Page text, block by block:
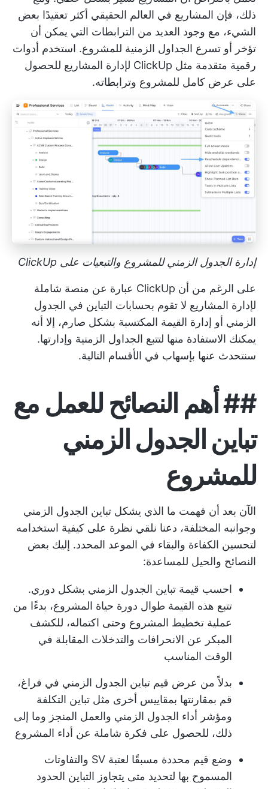
ذلك، فإن المشاريع في العالم الحقيقي أكثر تعقيدًا بعض
الشيء، مع وجود العديد من الترابطات التي يمكن أن
تؤخر أو تسرع الجداول الزمنية للمشروع. استخدم أدوات
رقمية متقدمة مثل ClickUp لإدارة المشاريع
للحصول
على عرض كامل للمشروع وترابطاته.
إدارة الجدول الزمني للمشروع والتبعيات على ClickUp
على الرغم من أن ClickUp عبارة عن منصة شاملة
لإدارة المشاريع لا تقوم بحسابات التباين في الجدول
الزمني أو إدارة القيمة المكتسبة بشكل صارم، إلا أنه
يمكنك الاستفادة منها لتتبع الجداول الزمنية وإدارتها.
سنتحدث عنها بإسهاب في الأقسام التالية.
## أهم النصائح للعمل مع
تباين الجدول الزمني
للمشروع
الآن بعد أن فهمت ما الذي يشكل تباين الجدول الزمني
وجوانبه المختلفة، دعنا نلقي نظرة على كيفية استخدامه
لتحسين الكفاءة والبقاء في الموعد المحدد. إليك بعض
النصائح والحيل للمساعدة:
احسب قيمة تباين الجدول الزمني بشكل دوري.
تتبع هذه القيمة طوال دورة حياة المشروع، بدءًا من
عملية تخطيط المشروع وحتى اكتماله، للكشف
المبكر عن الانحرافات والتدخلات المقابلة في
الوقت المناسب
بدلاً من عرض قيم تباين الجدول الزمني في فراغ،
قم بمقارنتها بمقاييس أخرى مثل تباين التكلفة
ومؤشر أداء الجدول الزمني والعمل المنجز وما إلى
ذلك، للحصول على فكرة شاملة عن أداء المشروع
وضع قيم محددة مسبقًا لعتبة SV والتفاوتات
المسموح بها لتحديد متى يتجاوز التباين الحدود